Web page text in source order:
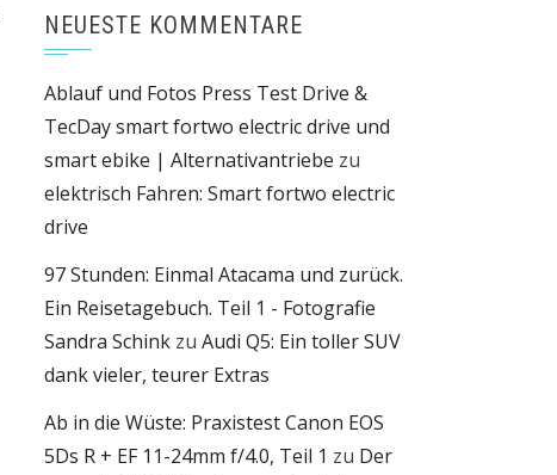
NEUESTE KOMMENTARE
Ablauf und Fotos Press Test Drive &
TecDay smart fortwo electric drive und
smart ebike | Alternativantriebe zu
elektrisch Fahren: Smart fortwo electric
drive
97 Stunden: Einmal Atacama und zurück.
Ein Reisetagebuch. Teil 1 - Fotografie
Sandra Schink zu Audi Q5: Ein toller SUV
dank vieler, teurer Extras
Ab in die Wüste: Praxistest Canon EOS
5Ds R + EF 11-24mm f/4.0, Teil 1 zu Der